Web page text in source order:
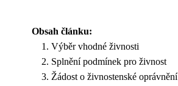
Obsah článku:
Výběr vhodné živnosti
Splnění podmínek pro živnost
Žádost o živnostenské oprávnění